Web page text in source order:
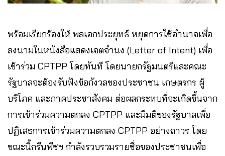
พร้อมเรียกร้องให้ พลเอกประยุทธ์ หยุดการใช้อำนาจเพื่อ
ลงนามในหนังสือแสดงเจตจำนง (Letter of Intent) เพื่อ
เข้าร่วม CPTPP โดยทันที โดยนายกรัฐมนตรีและคณะ
รัฐบาลจะต้องรับฟังข้อกังวลของประชาชน เกษตรกร ผู้
บริโภค และภาคประชาสังคม ต่อผลกระทบที่จะเกิดขึ้นจาก
การเข้าร่วมความตกลง CPTPP และมีมติของรัฐบาลเพื่อ
ปฏิเสธการเข้าร่วมความตกลง CPTPP อย่างถาวร โดย
ขณะนี้กรีนพีซฯ กำลังรวบรวมรายชื่อของประชาชนเพื่อ